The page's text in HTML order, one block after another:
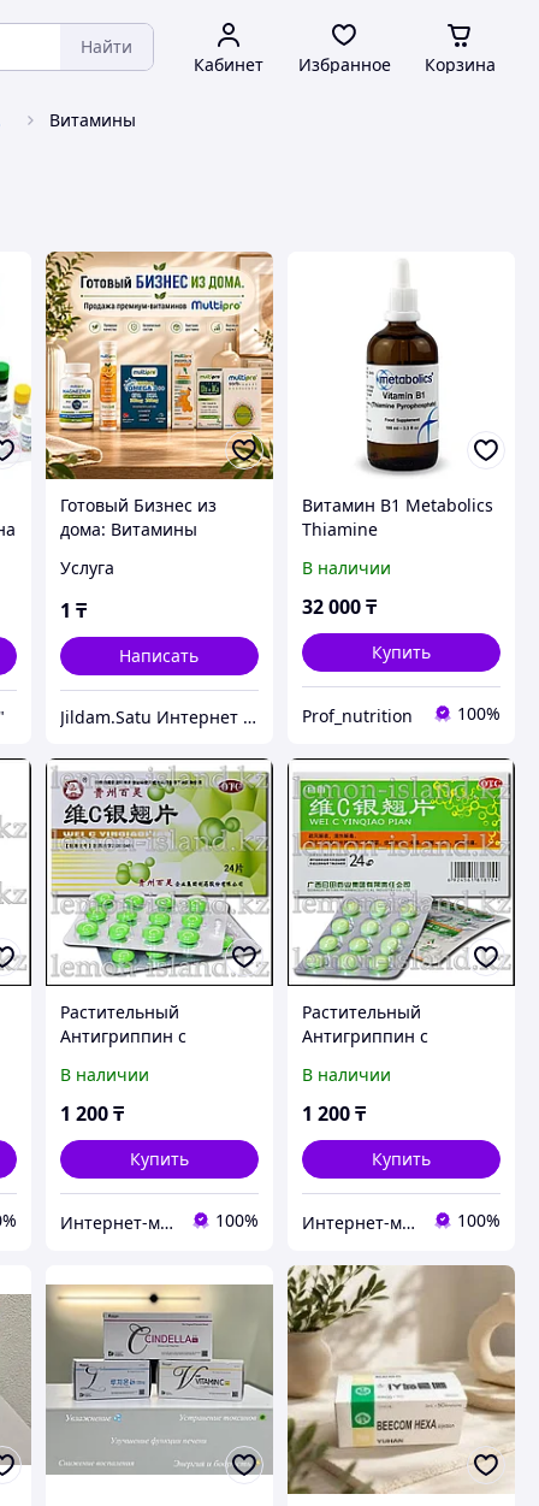
Найти
Кабинет Избранное Корзина
Витамины
Готовый Бизнес из
дома: Витамины
Турции
Услуга
1 ₸
Написать
Jildam.Satu Интернет магазин
Витамин B1 Metabolics
Thiamine
В наличии
32 000₸
Купить
Prof_nutrition 100%
Растительный
Антигриппин с
Yinqiao Pian), 24 табл.
В наличии
1 200 ₸
Купить
Интернет-магазин "Лимонный островок" 100%
Растительный
Антигриппин с
Yinqiao Pian), 24 табл.
В наличии
1 200₸
Купить
Интернет-магазин "Лимонный островок" 100%